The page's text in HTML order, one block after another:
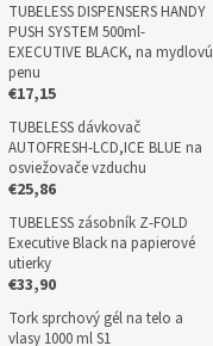
TUBELESS DISPENSERS HANDY
PUSH SYSTEM 500ml-
EXECUTIVE BLACK, na mydlovú
penu
€17,15
TUBELESS dávkovač
AUTOFRESH-LCD,ICE BLUE na
osviežovače vzduchu
€25,86
TUBELESS zásobník Z-FOLD
Executive Black na papierové
utierky
€33,90
Tork sprchový gél na telo a
vlasy 1000 ml S1